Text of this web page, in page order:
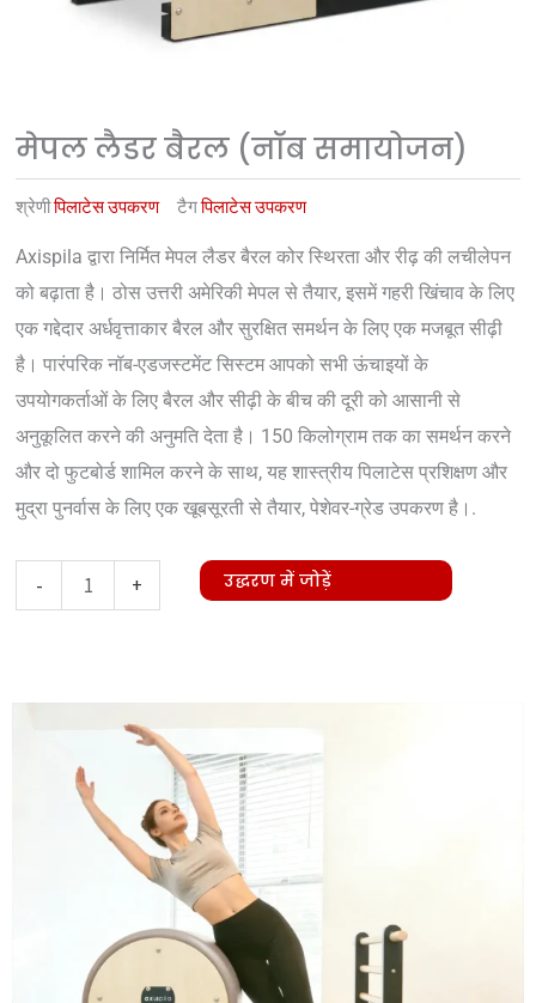
मेपल लैडर बैरल (नॉब समायोजन)
श्रेणीपिलाटेस उपकरण टैगपिलाटेस उपकरण
Axispila द्वारा निर्मित मेपल लैडर बैरल कोर स्थिरता और रीढ़ की लचीलेपन
को बढ़ाता है। ठोस उत्तरी अमेरिकी मेपल से तैयार, इसमें गहरी खिंचाव के लिए
एक गद्देदार अर्धवृत्ताकार बैरल और सुरक्षित समर्थन के लिए एक मजबूत सीढ़ी
है। पारंपरिक नॉब-एडजस्टमेंट सिस्टम आपको सभी ऊंचाइयों के
उपयोगकर्ताओं के लिए बैरल और सीढ़ी के बीच की दूरी को आसानी से
अनुकूलित करने की अनुमति देता है। 150 किलोग्राम तक का समर्थन करने
और दो फुटबोर्ड शामिल करने के साथ, यह शास्त्रीय पिलाटेस प्रशिक्षण और
मुद्रा पुनर्वास के लिए एक खूबसूरती से तैयार, पेशेवर-ग्रेड उपकरण है।.
-
Ladder
Adjustment)
+ उद्धरण में जोड़ें